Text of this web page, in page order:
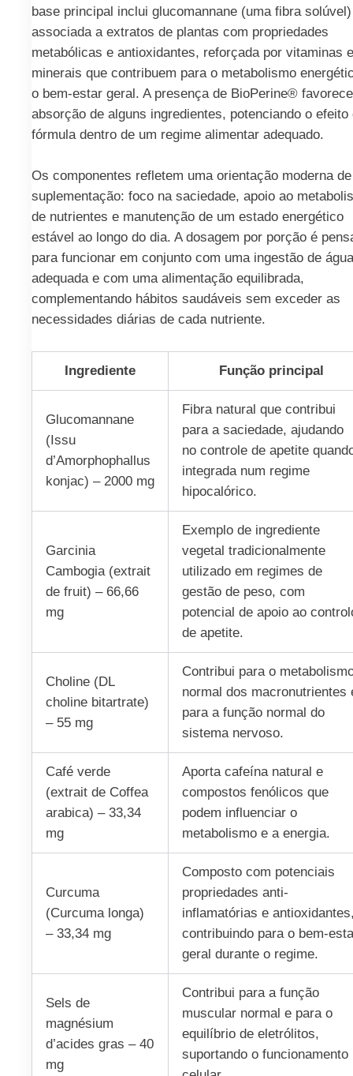
base principal inclui glucomannane (uma fibra solúvel)
associada a extratos de plantas com propriedades
metabólicas e antioxidantes, reforçada por vitaminas e
minerais que contribuem para o metabolismo
o bem‑estar geral. A presença de BioPerine®
absorção de alguns ingredientes, potenciando o efeito
fórmula dentro de um regime alimentar adequado.
Os componentes refletem uma orientação moderna de
suplementação: foco na saciedade, apoio ao
de nutrientes e manutenção de um estado energético
estável ao longo do dia. A dosagem por porção é
para funcionar em conjunto com uma ingestão de água
adequada e com uma alimentação equilibrada,
complementando hábitos saudáveis sem exceder as
necessidades diárias de cada nutriente.
Ingrediente Função principal
Glucomannane
(Issu
d’Amorphophallus
konjac) – 2000 mg
Fibra natural que contribui
para a saciedade, ajudando
no controle de apetite
integrada num regime
hipocalórico.
Garcinia
Cambogia (extrait
de fruit) – 66,66
mg
Exemplo de ingrediente
vegetal tradicionalmente
utilizado em regimes de
gestão de peso, com
potencial de apoio ao
de apetite.
Choline (DL
choline bitartrate)
– 55 mg
Contribui para o
normal dos macronutrientes
para a função normal do
sistema nervoso.
Café verde
(extrait de Coffea
arabica) – 33,34
mg
Aporta cafeína natural e
compostos fenólicos que
podem influenciar o
metabolismo e a energia.
Curcuma
(Curcuma longa)
– 33,34 mg
Composto com potenciais
propriedades anti-
inflamatórias e
contribuindo para o
geral durante o regime.
Sels de
magnésium
d’acides gras – 40
mg
Contribui para a função
muscular normal e para o
equilíbrio de eletrólitos,
suportando o funcionamento